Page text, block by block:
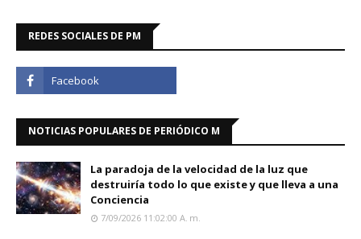
REDES SOCIALES DE PM
NOTICIAS POPULARES DE PERIÓDICO M
La paradoja de la velocidad de la luz que
destruiría todo lo que existe y que lleva a una
Conciencia
7/09/2026 11:02:00 A. M.